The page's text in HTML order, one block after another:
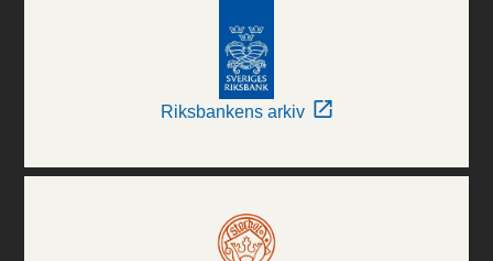
Riksbankens arkiv